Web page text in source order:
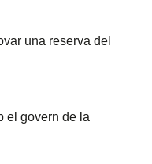
una reserva del
el govern de la